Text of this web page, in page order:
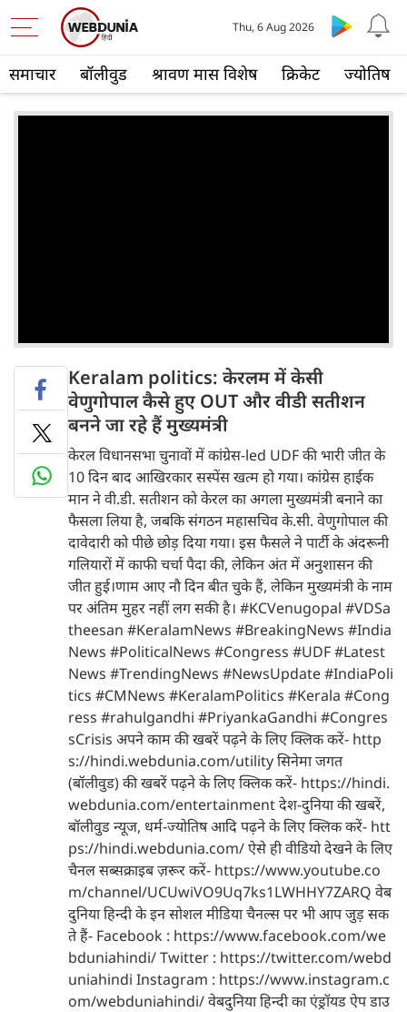
समाचार बॉलीवुड श्रावण मास विशेष क्रिकेट ज्योतिष
Thu, 6 Aug 2026
Keralam politics: केरलम में केसी
वेणुगोपाल कैसे हुए OUT और वीडी सतीशन
बनने जा रहे हैं मुख्यमंत्री
केरल विधानसभा चुनावों में कांग्रेस-led UDF की भारी जीत के
10 दिन बाद आखिरकार सस्पेंस खत्म हो गया। कांग्रेस हाईक
मान ने वी.डी. सतीशन को केरल का अगला मुख्यमंत्री बनाने का
फैसला लिया है, जबकि संगठन महासचिव के.सी. वेणुगोपाल की
दावेदारी को पीछे छोड़ दिया गया। इस फैसले ने पार्टी के अंदरूनी
गलियारों में काफी चर्चा पैदा की, लेकिन अंत में अनुशासन की
जीत हुई।णाम आए नौ दिन बीत चुके हैं, लेकिन मुख्यमंत्री के नाम
पर अंतिम मुहर नहीं लग सकी है। #KCVenugopal #VDSa
theesan #KeralamNews #BreakingNews #India
News #PoliticalNews #Congress #UDF #Latest
News #TrendingNews #NewsUpdate #IndiaPoli
tics #CMNews #KeralamPolitics #Kerala #Cong
ress #rahulgandhi #PriyankaGandhi #Congres
sCrisis अपने काम की खबरें पढ़ने के लिए क्लिक करें- http
s://hindi.webdunia.com/utility सिनेमा जगत
(बॉलीवुड) की खबरें पढ़ने के लिए क्लिक करें- https://hindi.
webdunia.com/entertainment देश-दुनिया की खबरें,
बॉलीवुड न्यूज, धर्म-ज्योतिष आदि पढ़ने के लिए क्लिक करें- htt
ps://hindi.webdunia.com/ ऐसे ही वीडियो देखने के लिए
चैनल सब्सक्राइब ज़रूर करें- https://www.youtube.co
m/channel/UCUwiVO9Uq7ks1LWHHY7ZARQ वेब
दुनिया हिन्दी के इन सोशल मीडिया चैनल्स पर भी आप जुड़ सक
ते हैं- Facebook : https://www.facebook.com/we
bduniahindi/ Twitter : https://twitter.com/webd
uniahindi Instagram : https://www.instagram.c
om/webduniahindi/ वेबदुनिया हिन्दी का एंड्रॉयड ऐप डाउ